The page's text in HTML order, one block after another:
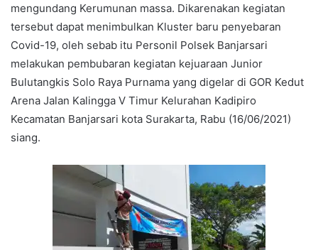
mengundang Kerumunan massa. Dikarenakan kegiatan
tersebut dapat menimbulkan Kluster baru penyebaran
Covid-19, oleh sebab itu Personil Polsek Banjarsari
melakukan pembubaran kegiatan kejuaraan Junior
Bulutangkis Solo Raya Purnama yang digelar di GOR Kedut
Arena Jalan Kalingga V Timur Kelurahan Kadipiro
Kecamatan Banjarsari kota Surakarta, Rabu (16/06/2021)
siang.